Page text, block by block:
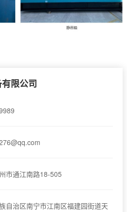
限公司
市通江南路18-505
自治区南宁市江南区福建园街道天